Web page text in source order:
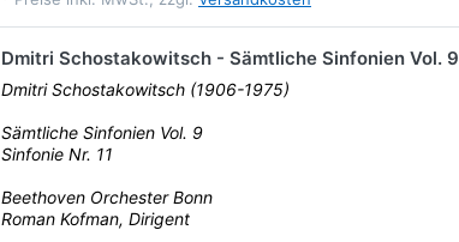
Dmitri Schostakowitsch - Sämtliche Sinfonien Vol. 9
Dmitri Schostakowitsch (1906-1975)
Sämtliche Sinfonien Vol. 9
Sinfonie Nr. 11
Beethoven Orchester Bonn
Roman Kofman, Dirigent